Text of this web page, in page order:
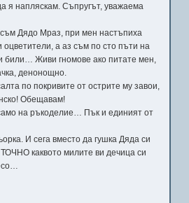
я напляскам. Съпругът, уважаема
съм Дядо Мраз, при мен настъпиха
а аз съм по сто пъти на
били… Живи гномове ако питате мен,
денонощно.
по покривите от острите му завои,
Обещавам!
на ръкоделие… Пък и единият от
И сега вместо да гушка Дяда си
каквото милите ви дечица си